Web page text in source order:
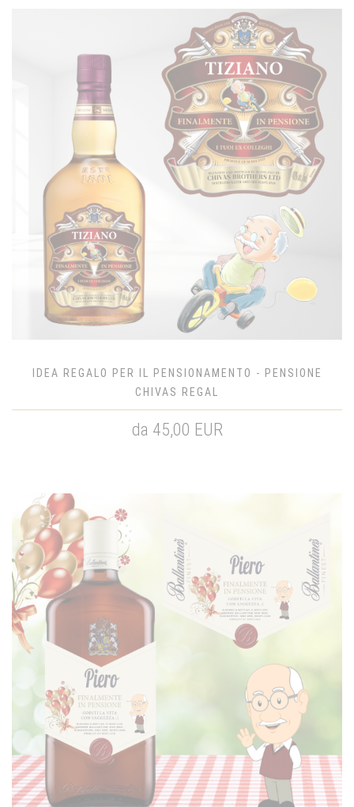
IDEA REGALO PER IL PENSIONAMENTO - PENSIONE
CHIVAS REGAL
da 45,00 EUR